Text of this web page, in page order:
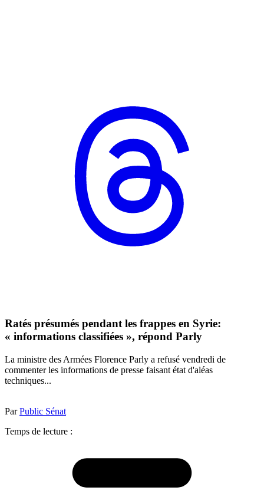
Ratés présumés pendant les frappes en Syrie:
« informations classifiées », répond Parly
La ministre des Armées Florence Parly a refusé vendredi de
commenter les informations de presse faisant état d'aléas
techniques...
ParPublic Sénat
Temps de lecture :